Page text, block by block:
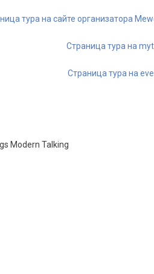
тура на сайте организатора
Страница тура на
Страница тура на
Modern Talking